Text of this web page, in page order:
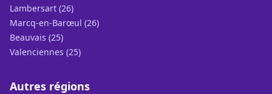
Lambersart (26)
Marcq-en-Barœul (26)
Beauvais (25)
Valenciennes (25)
Autres régions